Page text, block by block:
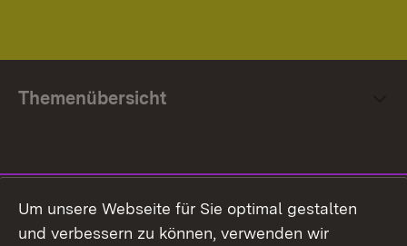
Themenübersicht
Facebook
Um unsere Webseite für Sie optimal gestalten
und verbessern zu können, verwenden wir